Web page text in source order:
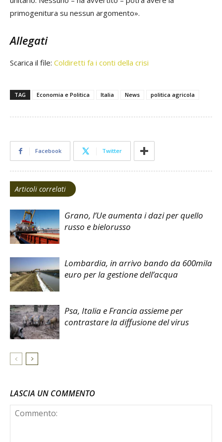
primogenitura su nessun argomento».
Allegati
Scarica il file: Coldiretti fa i conti della crisi
TAG Economia e Politica Italia News politica agricola
Facebook Twitter
Articoli correlati
Grano, l’Ue aumenta i dazi per quello
russo e bielorusso
Lombardia, in arrivo bando da 600mila
euro per la gestione dell’acqua
Psa, Italia e Francia assieme per
contrastare la diffusione del virus
LASCIA UN COMMENTO